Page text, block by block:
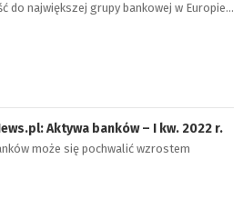
do największej grupy bankowej w Europie…
Aktywa banków – I kw. 2022 r.
może się pochwalić wzrostem